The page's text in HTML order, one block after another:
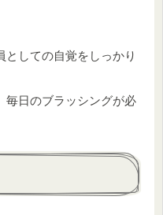
としての自覚をしっかり
毎日のブラッシングが必